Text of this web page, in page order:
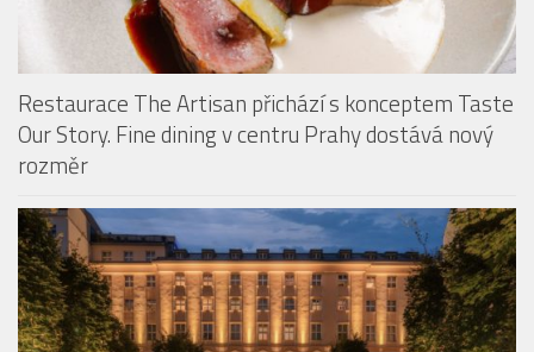
Restaurace The Artisan přichází s konceptem Taste
Our Story. Fine dining v centru Prahy dostává nový
rozměr